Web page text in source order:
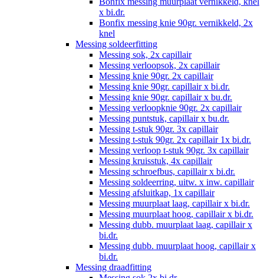
x bi.dr.
Bonfix messing knie 90gr. vernikkeld, 2x
knel
Messing soldeerfitting
Messing sok, 2x capillair
Messing verloopsok, 2x capillair
Messing knie 90gr. 2x capillair
Messing knie 90gr. capillair x bi.dr.
Messing knie 90gr. capillair x bu.dr.
Messing verloopknie 90gr. 2x capillair
Messing puntstuk, capillair x bu.dr.
Messing t-stuk 90gr. 3x capillair
Messing t-stuk 90gr. 2x capillair 1x bi.dr.
Messing verloop t-stuk 90gr. 3x capillair
Messing kruisstuk, 4x capillair
Messing schroefbus, capillair x bi.dr.
Messing soldeerring, uitw. x inw. capillair
Messing afsluitkap, 1x capillair
Messing muurplaat laag, capillair x bi.dr.
Messing muurplaat hoog, capillair x bi.dr.
Messing dubb. muurplaat laag, capillair x
bi.dr.
Messing dubb. muurplaat hoog, capillair x
bi.dr.
Messing draadfitting